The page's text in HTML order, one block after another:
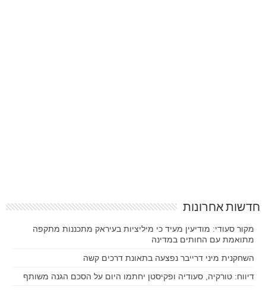
חדשות אחרונות
מקור סעודי: מודיעין מעיד כי מיליציות בעיראק מתכננות מתקפה
מתואמת עם החותים במדינה
השחקנית מיני דרייבר נפצעה בתאונת דרכים קשה
דיווח: טורקיה, סעודיה ופקיסטן יחתמו היום על הסכם הגנה משותף